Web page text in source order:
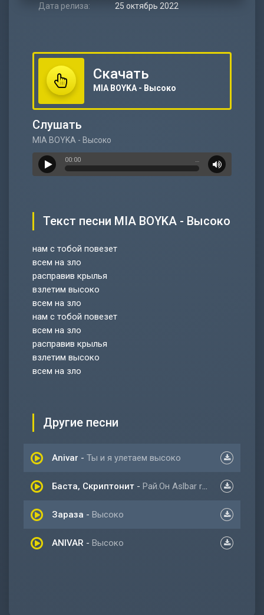
Дата релиза: 25 октябрь 2022
Скачать
MIA BOYKA - Высоко
Слушать
MIA BOYKA - Высоко
00:00 …
Текст песни MIA BOYKA - Высоко
нам с тобой повезет
всем на зло
расправив крылья
взлетим высоко
всем на зло
нам с тобой повезет
всем на зло
расправив крылья
взлетим высоко
всем на зло
Другие песни
Anivar - Ты и я улетаем высоко
Баста, Скриптонит - Рай.Он Aslbar remix
Зараза - Высоко
ANIVAR - Высоко